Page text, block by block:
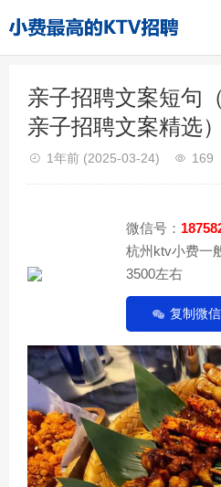
亲子招聘文案短句
亲子招聘文案精选）
1年前 (2025-03-24) 169
微信号：
杭州ktv小费一
3500左右
复制微